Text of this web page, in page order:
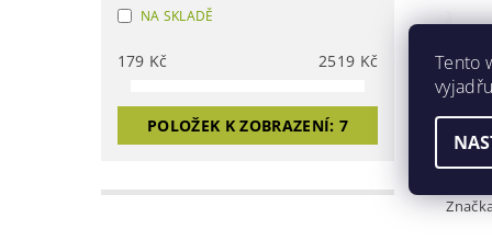
NA SKLADĚ
179 Kč 2519 Kč
POLOŽEK K ZOBRAZENÍ: 7
Tento